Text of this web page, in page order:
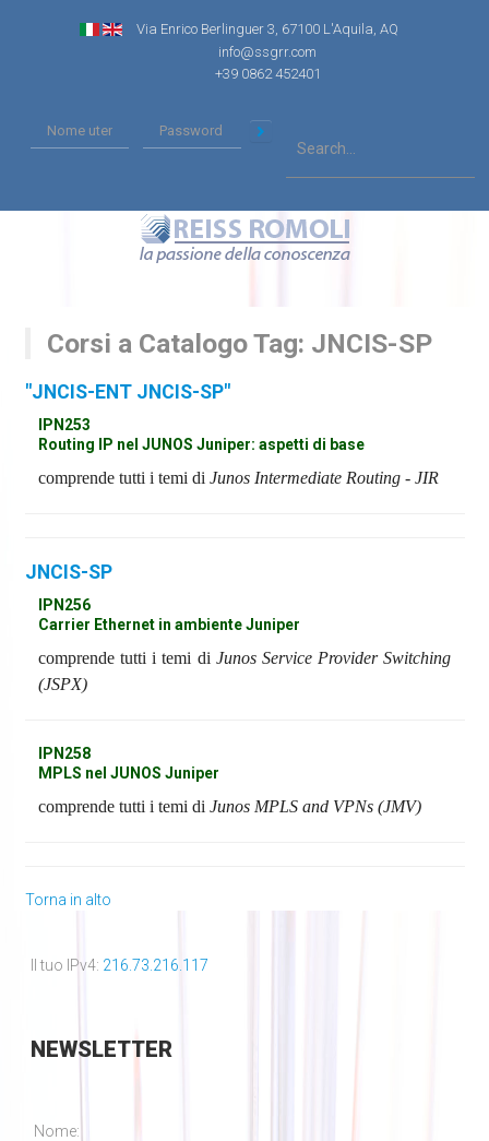
Via Enrico Berlinguer 3, 67100 L'Aquila, AQ
info@ssgrr.com
+39 0862 452401
Corsi a Catalogo Tag: JNCIS-SP
"JNCIS-ENT JNCIS-SP"
IPN253
Routing IP nel JUNOS Juniper: aspetti di base
comprende tutti i temi di Junos Intermediate Routing - JIR
JNCIS-SP
IPN256
Carrier Ethernet in ambiente Juniper
comprende tutti i temi di Junos Service Provider Switching
(JSPX)
IPN258
MPLS nel JUNOS Juniper
comprende tutti i temi di Junos MPLS and VPNs (JMV)
Torna in alto
Il tuo IPv4: 216.73.216.117
NEWSLETTER
Nome: